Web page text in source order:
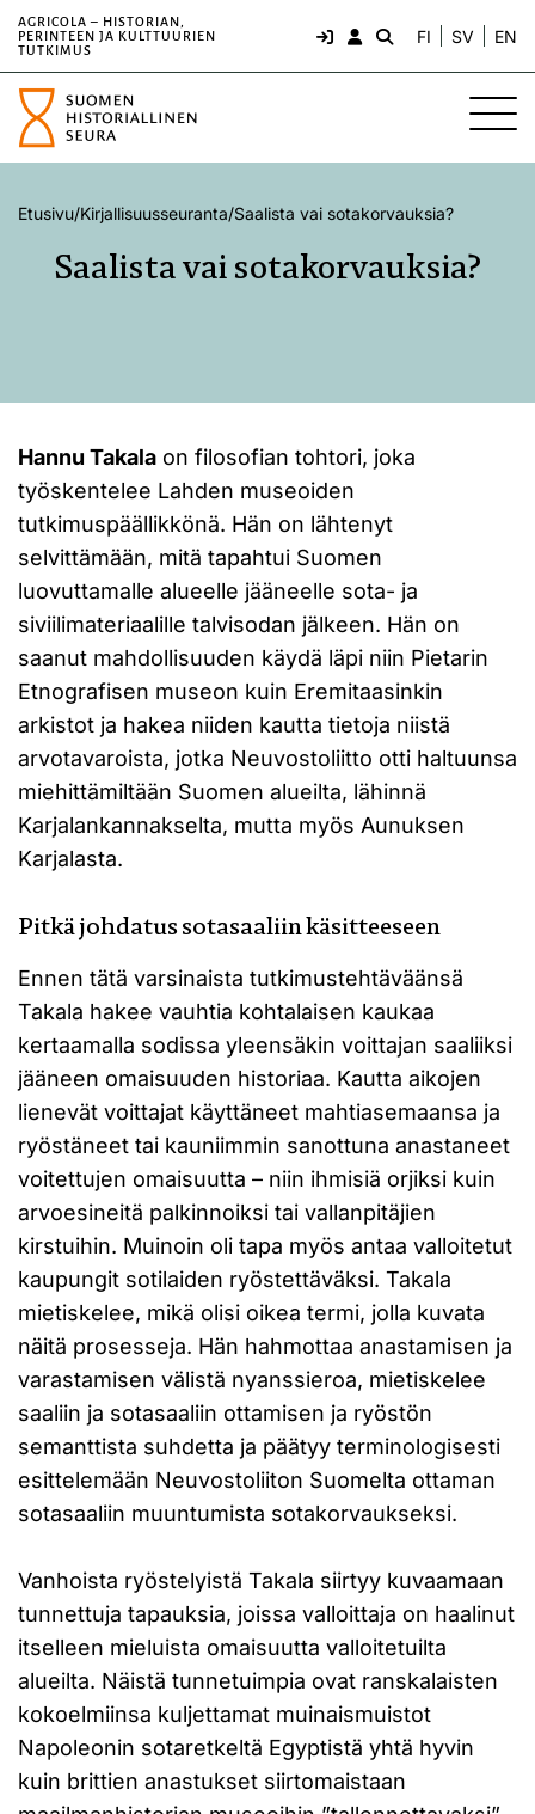
AGRICOLA – HISTORIAN,
PERINTEEN JA KULTTUURIEN
TUTKIMUS
FI SV EN
Etusivu/Kirjallisuusseuranta/Saalista vai sotakorvauksia?
Saalista vai sotakorvauksia?
Hannu Takala on filosofian tohtori, joka
työskentelee Lahden museoiden
tutkimuspäällikkönä. Hän on lähtenyt
selvittämään, mitä tapahtui Suomen
luovuttamalle alueelle jääneelle sota- ja
siviilimateriaalille talvisodan jälkeen. Hän on
saanut mahdollisuuden käydä läpi niin Pietarin
Etnografisen museon kuin Eremitaasinkin
arkistot ja hakea niiden kautta tietoja niistä
arvotavaroista, jotka Neuvostoliitto otti haltuunsa
miehittämiltään Suomen alueilta, lähinnä
Karjalankannakselta, mutta myös Aunuksen
Karjalasta.
Pitkä johdatus sotasaaliin käsitteeseen
Ennen tätä varsinaista tutkimustehtäväänsä
Takala hakee vauhtia kohtalaisen kaukaa
kertaamalla sodissa yleensäkin voittajan saaliiksi
jääneen omaisuuden historiaa. Kautta aikojen
lienevät voittajat käyttäneet mahtiasemaansa ja
ryöstäneet tai kauniimmin sanottuna anastaneet
voitettujen omaisuutta – niin ihmisiä orjiksi kuin
arvoesineitä palkinnoiksi tai vallanpitäjien
kirstuihin. Muinoin oli tapa myös antaa valloitetut
kaupungit sotilaiden ryöstettäväksi. Takala
mietiskelee, mikä olisi oikea termi, jolla kuvata
näitä prosesseja. Hän hahmottaa anastamisen ja
varastamisen välistä nyanssieroa, mietiskelee
saaliin ja sotasaaliin ottamisen ja ryöstön
semanttista suhdetta ja päätyy terminologisesti
esittelemään Neuvostoliiton Suomelta ottaman
sotasaaliin muuntumista sotakorvaukseksi.
Vanhoista ryöstelyistä Takala siirtyy kuvaamaan
tunnettuja tapauksia, joissa valloittaja on haalinut
itselleen mieluista omaisuutta valloitetuilta
alueilta. Näistä tunnetuimpia ovat ranskalaisten
kokoelmiinsa kuljettamat muinaismuistot
Napoleonin sotaretkeltä Egyptistä yhtä hyvin
kuin brittien anastukset siirtomaistaan